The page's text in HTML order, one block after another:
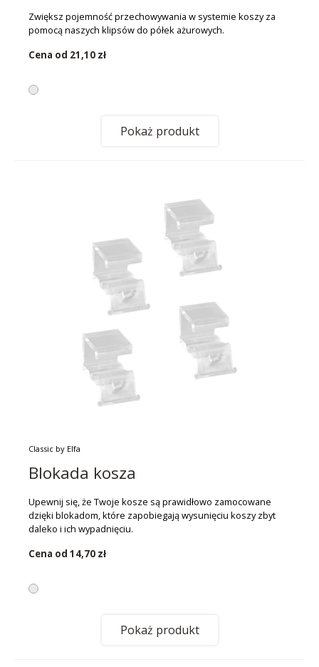
Zwiększ pojemność przechowywania w systemie koszy za
pomocą naszych klipsów do półek ażurowych.
Cena od 21,10 zł
Pokaż produkt
Classic by Elfa
Blokada kosza
Upewnij się, że Twoje kosze są prawidłowo zamocowane
dzięki blokadom, które zapobiegają wysunięciu koszy zbyt
daleko i ich wypadnięciu.
Cena od 14,70 zł
Pokaż produkt